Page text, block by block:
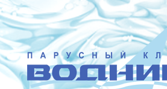
УСЛУГИ
БРОНИРОВАНИЕ
О КЛУБЕ